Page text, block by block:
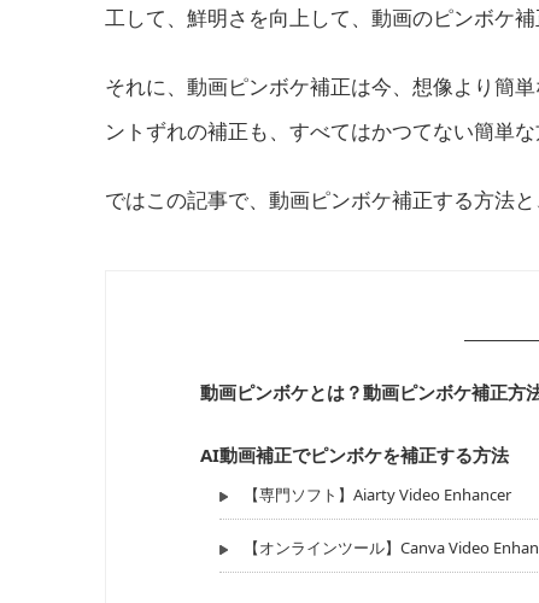
工して、鮮明さを向上して、動画のピンボケ
それに、動画ピンボケ補正は今、想像より簡
ントずれの補正も、すべてはかつてない簡単
ではこの記事で、動画ピンボケ補正する方法
動画ピンボケとは？動画ピンボケ補正方
AI動画補正でピンボケを補正する方法
【専門ソフト】Aiarty Video Enhancer
【オンラインツール】Canva Video